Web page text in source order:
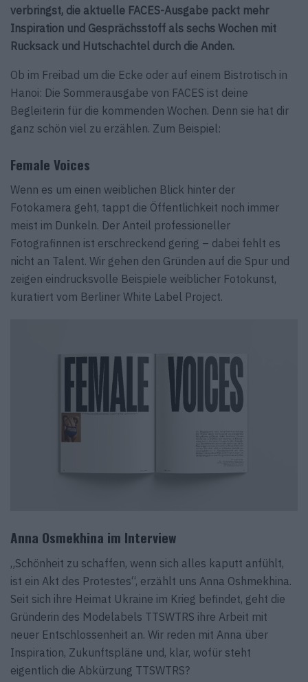
verbringst, die aktuelle FACES-Ausgabe packt mehr
Inspiration und Gesprächsstoff als sechs Wochen mit
Rucksack und Hutschachtel durch die Anden.
Ob im Freibad um die Ecke oder auf einem Bistrotisch in
Hanoi: Die Sommerausgabe von FACES ist deine
Begleiterin für die kommenden Wochen. Denn sie hat dir
ganz schön viel zu erzählen. Zum Beispiel:
Female Voices
Wenn es um einen weiblichen Blick hinter der
Fotokamera geht, tappt die Öffentlichkeit noch immer
meist im Dunkeln. Der Anteil professioneller
Fotografinnen ist erschreckend gering – dabei fehlt es
nicht an Talent. Wir gehen den Gründen auf die Spur und
zeigen eindrucksvolle Beispiele weiblicher Fotokunst,
kuratiert vom Berliner White Label Project.
Anna Osmekhina im Interview
„Schönheit zu schaffen, wenn sich alles kaputt anfühlt,
ist ein Akt des Protestes“, erzählt uns Anna Oshmekhina.
Seit sich ihre Heimat Ukraine im Krieg befindet, geht die
Gründerin des Modelabels TTSWTRS ihre Arbeit mit
neuer Entschlossenheit an. Wir reden mit Anna über
Inspiration, Zukunftspläne und, klar, wofür steht
eigentlich die Abkürzung TTSWTRS?